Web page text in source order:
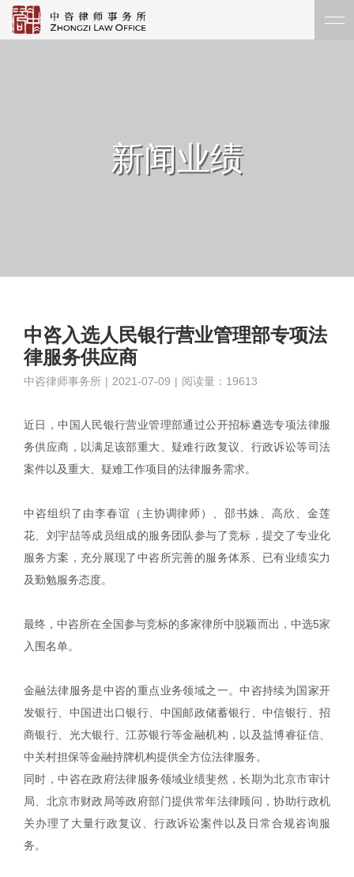
新闻业绩
中咨入选人民银行营业管理部专项法
律服务供应商
中咨律师事务所 | 2021-07-09 | 阅读量：19613
近日，中国人民银行营业管理部通过公开招标遴选专项法律服
务供应商，以满足该部重大、疑难行政复议、行政诉讼等司法
案件以及重大、疑难工作项目的法律服务需求。
中咨组织了由李春谊（主协调律师）、邵书姝、高欣、金莲
花、刘宇喆等成员组成的服务团队参与了竞标，提交了专业化
服务方案，充分展现了中咨所完善的服务体系、已有业绩实力
及勤勉服务态度。
最终，中咨所在全国参与竞标的多家律所中脱颖而出，中选5家
入围名单。
金融法律服务是中咨的重点业务领域之一。中咨持续为国家开
发银行、中国进出口银行、中国邮政储蓄银行、中信银行、招
商银行、光大银行、江苏银行等金融机构，以及益博睿征信、
中关村担保等金融持牌机构提供全方位法律服务。
同时，中咨在政府法律服务领域业绩斐然，长期为北京市审计
局、北京市财政局等政府部门提供常年法律顾问，协助行政机
关办理了大量行政复议、行政诉讼案件以及日常合规咨询服
务。